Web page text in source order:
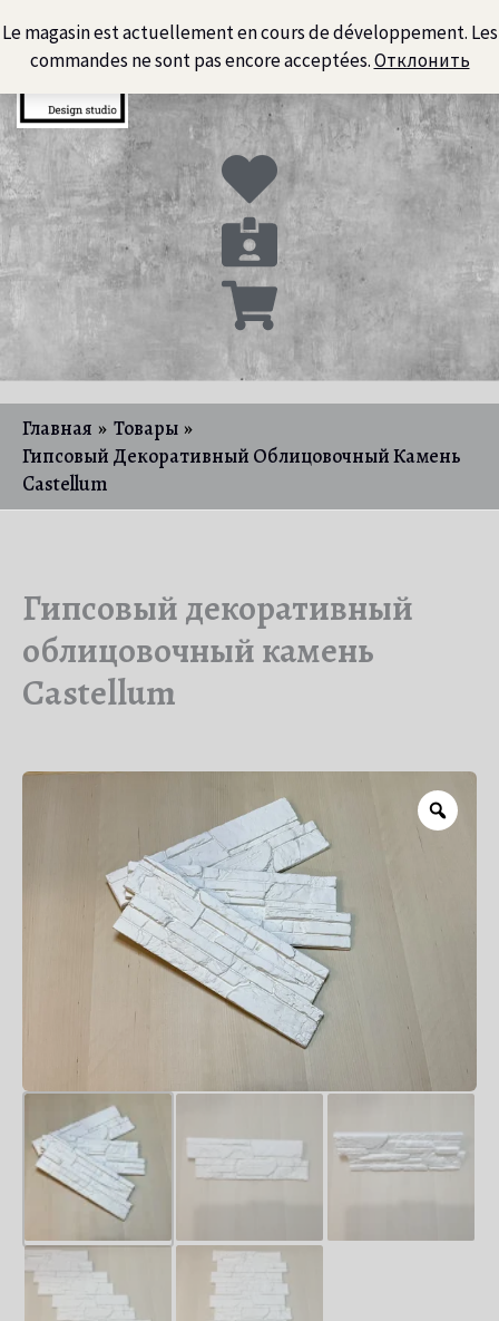
Le magasin est actuellement en cours de développement. Les
commandes ne sont pas encore acceptées.Отклонить
к
содержимому
Главная
Товары
Гипсовый Декоративный Облицовочный Камень
Castellum
Гипсовый декоративный
облицовочный камень
Castellum